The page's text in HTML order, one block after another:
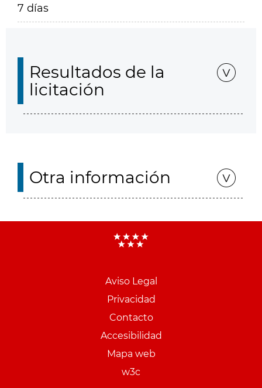
7 días
Resultados de la
licitación
Otra información
Aviso Legal
Privacidad
Contacto
Accesibilidad
Mapa web
w3c